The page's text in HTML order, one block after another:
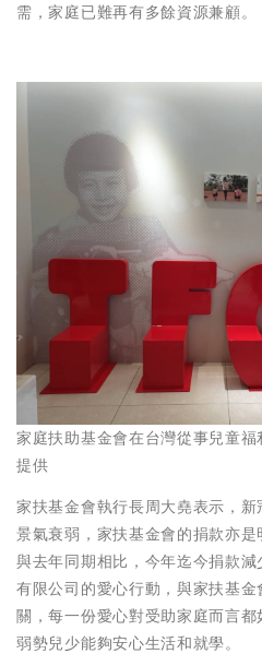
需，家庭已難再有多餘資源兼顧。
家庭扶助基金會在台灣從事兒童
提供
家扶基金會執行長周大堯表示，
景氣衰弱，家扶基金會的捐款亦是
與去年同期相比，今年迄今捐款
有限公司的愛心行動，與家扶基
關，每一份愛心對受助家庭而言
弱勢兒少能夠安心生活和就學。